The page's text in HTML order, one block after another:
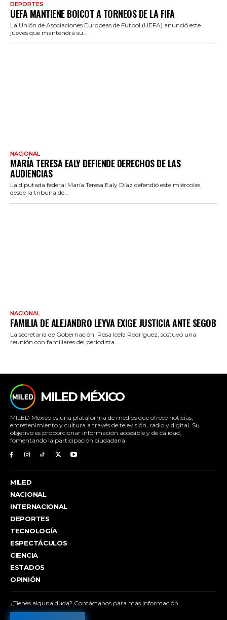
DEPORTES
UEFA MANTIENE BOICOT A TORNEOS DE LA FIFA
La Unión de Asociaciones Europeas de Futbol (UEFA) anunció este
jueves que mantendrá su...
NACIONAL
MARÍA TERESA EALY DEFIENDE DERECHOS DE LAS
AUDIENCIAS
La diputada federal María Teresa Ealy Díaz defendió este miércoles,
desde la tribuna de...
NACIONAL
FAMILIA DE ALEJANDRO LEYVA EXIGE JUSTICIA ANTE SEGOB
La secretaria de Gobernación, Rosa Icela Rodríguez, sostuvo una
reunión con familiares del periodista...
MILED MÉXICO
MILED México es una plataforma de medios que ofrece noticias,
entretenimiento y cultura a través de televisión, radio y digital. Su
objetivo es proporcionar información accesible y de calidad,
fomentando la participación ciudadana.
MILED
NACIONAL
INTERNACIONAL
DEPORTES
TECNOLOGÍA
ESPECTÁCULOS
CIENCIA
ESTADOS
OPINIÓN
¿Tienes alguna duda? Contáctanos para más información.